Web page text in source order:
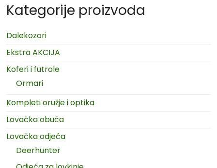
Kategorije proizvoda
Dalekozori
Ekstra AKCIJA
Koferi i futrole
Ormari
Kompleti oružje i optika
Lovačka obuća
Lovačka odjeća
Deerhunter